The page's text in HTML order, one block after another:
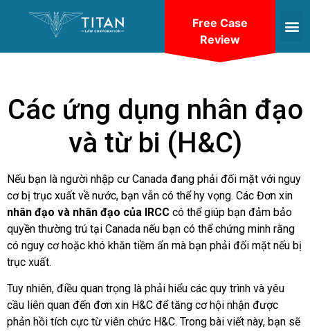
Các ứng dụng nhân đạo
và từ bi (H&C)
Nếu bạn là người nhập cư Canada đang phải đối mặt với nguy
cơ bị trục xuất về nước, bạn vẫn có thể hy vọng. Các Đơn xin
nhân đạo và nhân đạo của IRCC có thể giúp bạn đảm bảo
quyền thường trú tại Canada nếu bạn có thể chứng minh rằng
có nguy cơ hoặc khó khăn tiềm ẩn mà bạn phải đối mặt nếu bị
trục xuất.
Tuy nhiên, điều quan trọng là phải hiểu các quy trình và yêu
cầu liên quan đến đơn xin H&C để tăng cơ hội nhận được
phản hồi tích cực từ viên chức H&C. Trong bài viết này, bạn sẽ
Free Case
Review